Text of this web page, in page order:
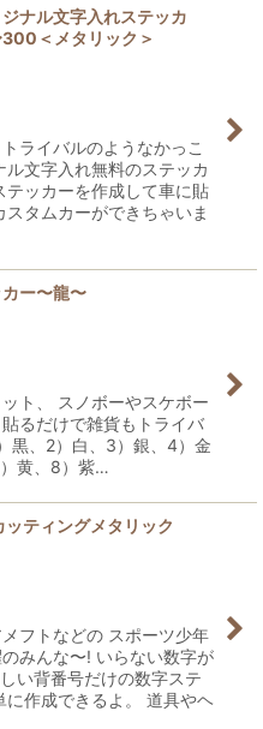
ナル文字入れステッカ
＜メタリック＞
ライバルのようなかっこ
ル文字入れ無料のステッカ
テッカーを作成して車に貼
タムカーができちゃいま
ー〜龍〜
ト、 スノボーやスケボー
るだけで雑貨もトライバ
、2）白、3）銀、4）金
黄、8）紫…
ティングメタリック
フトなどの スポーツ少年
みんな〜! いらない数字が
い背番号だけの数字ステ
に作成できるよ。 道具やヘ